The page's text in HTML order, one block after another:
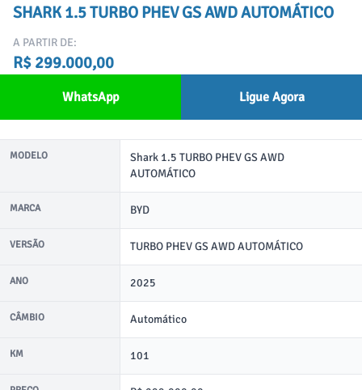
SHARK 1.5 TURBO PHEV GS AWD AUTOMÁTICO
A PARTIR DE:
R$ 299.000,00
WhatsApp Ligue Agora
MODELO
Shark 1.5 TURBO PHEV GS AWD
AUTOMÁTICO
MARCA BYD
VERSÃO TURBO PHEV GS AWD AUTOMÁTICO
ANO 2025
CÂMBIO Automático
KM 101